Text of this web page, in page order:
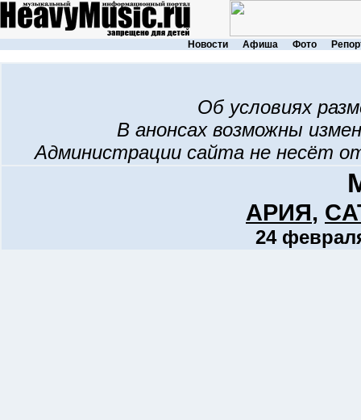
Новости Афиша Фото
Об условиях
В анонсах возможны
Администрации сайта не несёт
АРИЯ,
24